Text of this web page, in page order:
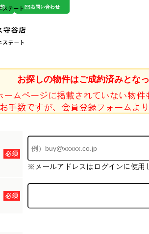
ステート お問い合わせ
お探しの物件はご成約済みとなっ
ームページに掲載されていない物件
お手数ですが、会員登録フォームよ
必須
※メールアドレスはログインに使用
必須